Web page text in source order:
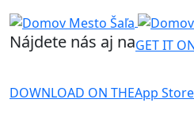
Nájdete nás aj naGET IT
DOWNLOAD ON THEApp Store